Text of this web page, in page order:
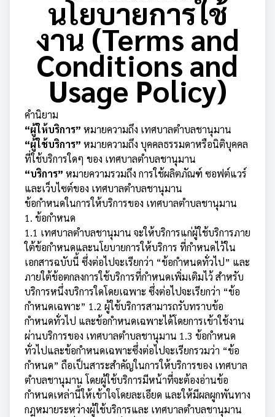
นโยบายการใช้
งาน (Terms and
Conditions and
Usage Policy)
คำนิยาม
“ผู้ให้บริการ” หมายความถึง เทศบาลตำบลชานุมาน
“ผู้ใช้บริการ” หมายความถึง บุคคลธรรมดาหรือนิติบุคคล
ที่ใช้บริการใดๆ ของ เทศบาลตำบลชานุมาน
“บริการ” หมายความรวมถึง การใช้ผลิตภัณฑ์ ซอฟต์แวร์
และเว็บไซต์ของ เทศบาลตำบลชานุมาน
ข้อกำหนดในการให้บริการของ เทศบาลตำบลชานุมาน
1. ข้อกำหนด
1.1 เทศบาลตำบลชานุมาน จะให้บริการแก่ผู้ใช้บริการภาย
ใต้ข้อกำหนดและนโยบายการให้บริการ ที่กำหนดไว้ใน
เอกสารฉบับนี้ ซึ่งต่อไปจะเรียกว่า “ข้อกำหนดทั่วไป” และ
ภายใต้ข้อตกลงการใช้บริการที่กำหนดเพิ่มเติมไว้ สำหรับ
บริการหนึ่งบริการใดโดยเฉพาะ ซึ่งต่อไปจะเรียกว่า “ข้อ
กำหนดเฉพาะ” 1.2 ผู้ใช้บริการสามารถรับทราบข้อ
กำหนดทั่วไป และข้อกำหนดเฉพาะได้โดยการเข้าใช้งาน
ผ่านบริการของ เทศบาลตำบลชานุมาน 1.3 ข้อกำหนด
ทั่วไปและข้อกำหนดเฉพาะซึ่งต่อไปจะเรียกรวมว่า “ข้อ
กำหนด” ถือเป็นสาระสำคัญในการให้บริการของ เทศบาล
ตำบลชานุมาน โดยผู้ใช้บริการมีหน้าที่จะต้องอ่านข้อ
กำหนดเหล่านี้ให้เข้าใจโดยละเอียด และให้มีผลผูกพันทาง
กฎหมายระหว่างผู้ใช้บริการและ เทศบาลตำบลชานุมาน